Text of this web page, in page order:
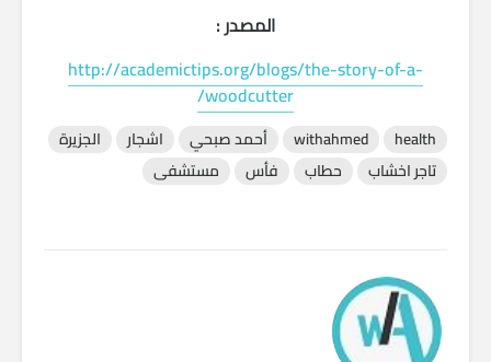
المصدر :
http://academictips.org/blogs/the-story-of-a-
woodcutter/
health
withahmed أحمد صبحي اشجار
الجزيرة
تاجر اخشاب
حطاب فأس مستشفى